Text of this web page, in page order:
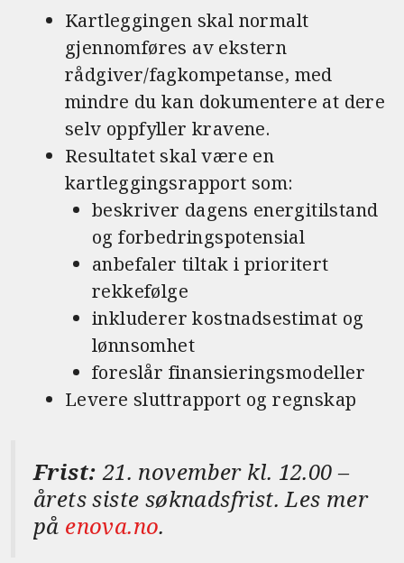
Kartleggingen skal normalt
gjennomføres av ekstern
rådgiver/fagkompetanse, med
mindre du kan dokumentere at dere
selv oppfyller kravene.
Resultatet skal være en
kartleggingsrapport som:
beskriver dagens energitilstand
og forbedringspotensial
anbefaler tiltak i prioritert
rekkefølge
inkluderer kostnadsestimat og
lønnsomhet
foreslår finansieringsmodeller
Levere sluttrapport og regnskap
Frist:21. november kl. 12.00 –
årets siste søknadsfrist. Les mer
på enova.no.